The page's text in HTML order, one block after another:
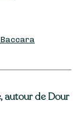
autour de Dour